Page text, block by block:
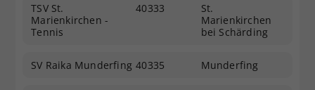
TSV St.
Marienkirchen -
Tennis
40333
St.
Marienkirchen
bei Schärding
SV Raika Munderfing 40335 Munderfing